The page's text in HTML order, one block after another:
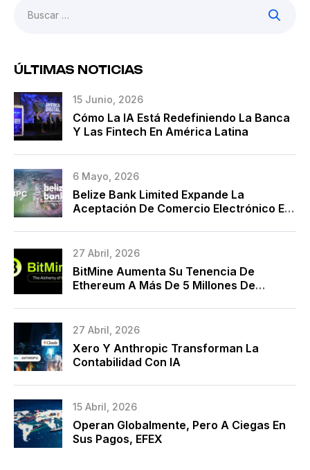
ÚLTIMAS NOTICIAS
15 Junio, 2026
Cómo La IA Está Redefiniendo La Banca
Y Las Fintech En América Latina
6 Mayo, 2026
Belize Bank Limited Expande La
Aceptación De Comercio Electrónico En
De Modernización De Pagos
27 Abril, 2026
BitMine Aumenta Su Tenencia De
Ethereum A Más De 5 Millones De
27 Abril, 2026
Xero Y Anthropic Transforman La
Contabilidad Con IA
15 Abril, 2026
Operan Globalmente, Pero A Ciegas En
Sus Pagos, EFEX